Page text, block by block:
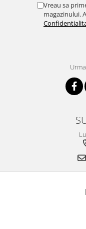
Vreau sa
magazinului.